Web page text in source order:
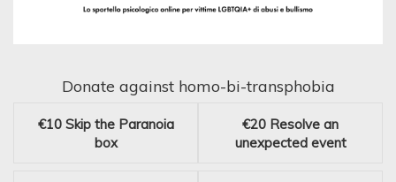
Donate against homo-bi-transphobia
€10 Skip the Paranoia
box
€20 Resolve an
unexpected event